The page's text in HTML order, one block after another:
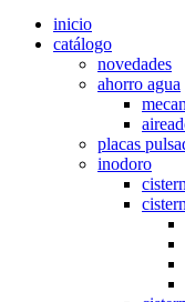
inicio
catálogo
novedades
ahorro agua
placas
inodoro